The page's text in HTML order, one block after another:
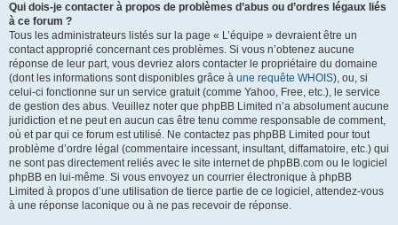
Qui dois-je contacter à propos de problèmes d’abus ou d’ordres légaux liés
à ce forum ?
Tous les administrateurs listés sur la page « L’équipe » devraient être un
contact approprié concernant ces problèmes. Si vous n’obtenez aucune
réponse de leur part, vous devriez alors contacter le propriétaire du domaine
(dont les informations sont disponibles grâce à une requête WHOIS), ou, si
celui-ci fonctionne sur un service gratuit (comme Yahoo, Free, etc.), le service
de gestion des abus. Veuillez noter que phpBB Limited n’a absolument aucune
juridiction et ne peut en aucun cas être tenu comme responsable de comment,
où et par qui ce forum est utilisé. Ne contactez pas phpBB Limited pour tout
problème d’ordre légal (commentaire incessant, insultant, diffamatoire, etc.) qui
ne sont pas directement reliés avec le site internet de phpBB.com ou le logiciel
phpBB en lui-même. Si vous envoyez un courrier électronique à phpBB
Limited à propos d’une utilisation de tierce partie de ce logiciel, attendez-vous
à une réponse laconique ou à ne pas recevoir de réponse.